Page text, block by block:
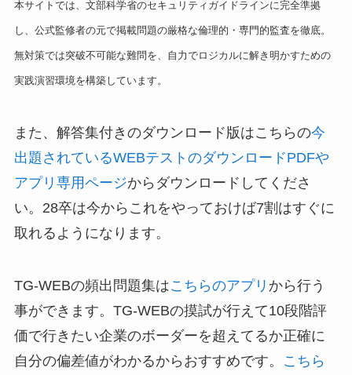
本サイトでは、文部科学省のセキュリティガイドラインに完全準拠
し、公式監修者の元で掲載問題の厳格な倫理的・専門的監査を徹底。
無対策では突破不可能な難問を、自力でロジカルに解き明かすための
実践演習環境を構築しています。
また、解答集付きのダウンロード版はこちらの今
出題されているWEBテストのダウンロードPDFや
アプリ専用ページからダウンロードしてくださ
い。28卒は今からこれをやっておけば7割はすぐに
取れるようになります。
TG-WEBの頻出問題集はこちらのアプリ から行う
事ができます。TG-WEBの摸試が行えて10段階評
価で行きたい企業のボーダーを超えてるか正確に
自分の偏差値がわかるからおすすめです。
こちら